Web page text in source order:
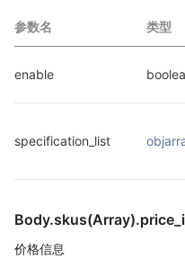
参数名 类型
enable
specification_list
价格信息